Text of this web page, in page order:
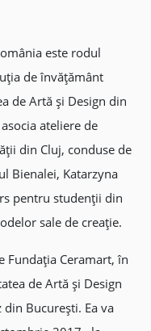
este rodul
de învățământ
de Artă și Design din
ateliere de
din Cluj, conduse de
Bienalei, Katarzyna
pentru studenții din
sale de creație.
Fundația Ceramart, în
de Artă și Design
București. Ea va